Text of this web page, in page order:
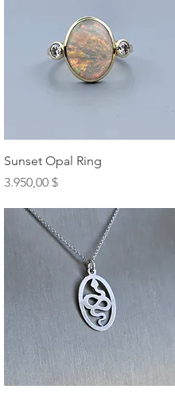
Schnellansicht
Sunset Opal Ring
Preis
3.950,00 $